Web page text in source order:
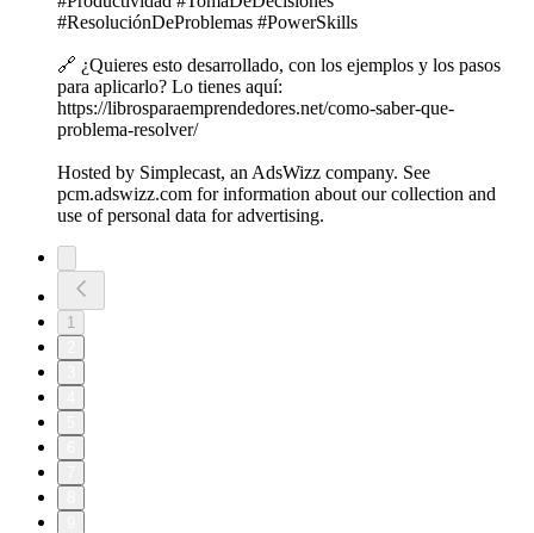
#ResoluciónDeProblemas #PowerSkills
🔗 ¿Quieres esto desarrollado, con los ejemplos y los pasos
para aplicarlo? Lo tienes aquí:
https://librosparaemprendedores.net/como-saber-que-
problema-resolver/
Hosted by Simplecast, an AdsWizz company. See
pcm.adswizz.com for information about our collection and
use of personal data for advertising.
1